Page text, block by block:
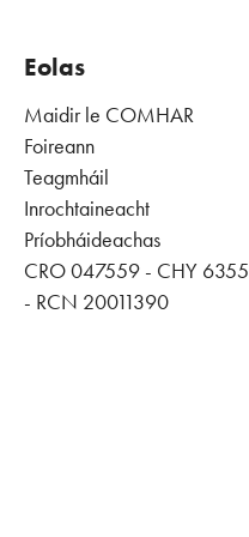
Eolas
Maidir le COMHAR
Foireann
Teagmháil
Inrochtaineacht
Príobháideachas
CRO 047559 - CHY 6355
- RCN 20011390